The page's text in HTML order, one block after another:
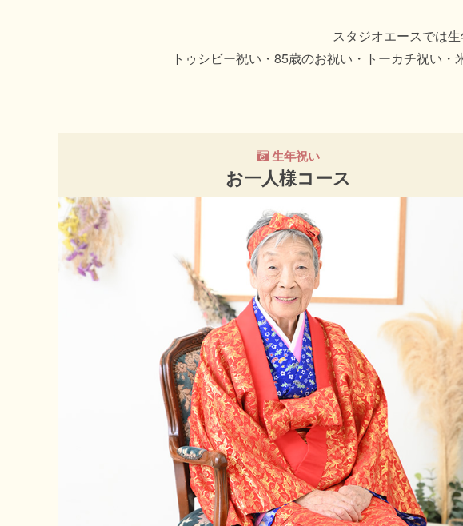
スタジオエースでは
トゥシビー祝い・85歳のお祝い・トーカチ祝い
生年祝い
お一人様コース